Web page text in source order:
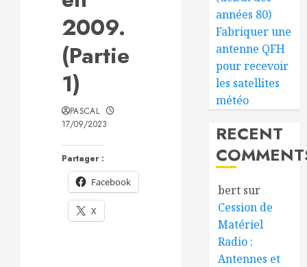
2009.
(Partie
1)
Partager :
Facebook
X
PASCAL
17/09/2023
années 80)
Fabriquer une
antenne QFH
pour recevoir
les satellites
météo
RECENT
bert sur
Cession de
Matériel
Radio :
Antennes et